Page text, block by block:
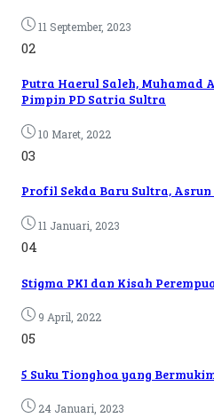
11 September, 2023
02
Putra Haerul Saleh, Muhamad
Pimpin PD Satria Sultra
10 Maret, 2022
03
Profil Sekda Baru Sultra, Asrun
11 Januari, 2023
04
Stigma PKI dan Kisah
9 April, 2022
05
5 Suku Tionghoa yang
24 Januari, 2023